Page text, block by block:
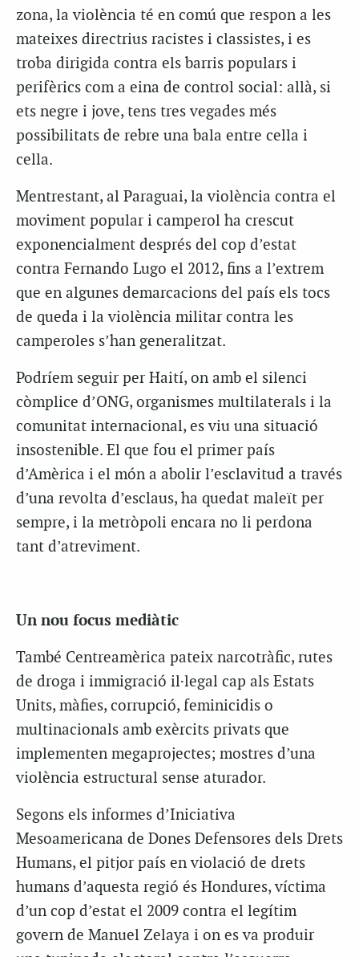
zona, la violència té en comú que respon a les
mateixes directrius racistes i classistes, i es
troba dirigida contra els barris populars i
perifèrics com a eina de control social: allà, si
ets negre i jove, tens tres vegades més
possibilitats de rebre una bala entre cella i
cella.
Mentrestant, al Paraguai, la violència contra el
moviment popular i camperol ha crescut
exponencialment després del cop d’estat
contra Fernando Lugo el 2012, fins a l’extrem
que en algunes demarcacions del país els tocs
de queda i la violència militar contra les
camperoles s’han generalitzat.
Podríem seguir per Haití, on amb el silenci
còmplice d’ONG, organismes multilaterals i la
comunitat internacional, es viu una situació
insostenible. El que fou el primer país
d’Amèrica i el món a abolir l’esclavitud a través
d’una revolta d’esclaus, ha quedat maleït per
sempre, i la metròpoli encara no li perdona
tant d’atreviment.
Un nou focus mediàtic
També Centreamèrica pateix narcotràfic, rutes
de droga i immigració il·legal cap als Estats
Units, màfies, corrupció, feminicidis o
multinacionals amb exèrcits privats que
implementen megaprojectes; mostres d’una
violència estructural sense aturador.
Segons els informes d’Iniciativa
Mesoamericana de Dones Defensores dels Drets
Humans, el pitjor país en violació de drets
humans d’aquesta regió és Hondures, víctima
d’un cop d’estat el 2009 contra el legítim
govern de Manuel Zelaya i on es va produir